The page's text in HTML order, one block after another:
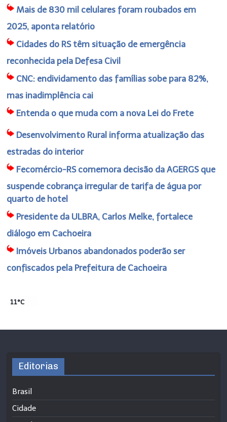
Mais de 830 mil celulares foram roubados em
2025, aponta relatório
Cidades do RS têm situação de emergência
reconhecida pela Defesa Civil
CNC: endividamento das famílias sobe para 82%,
mas inadimplência cai
Entenda o que muda com a nova Lei do Frete
Desenvolvimento Rural informa atualização das
estradas do interior
Fecomércio-RS comemora decisão da AGERGS que
suspende cobrança irregular de tarifa de água por
quarto de hotel
Presidente da ULBRA, Carlos Melke, fortalece
diálogo em Cachoeira
Imóveis Urbanos abandonados poderão ser
confiscados pela Prefeitura de Cachoeira
11°C
Editorias
Brasil
Cidade